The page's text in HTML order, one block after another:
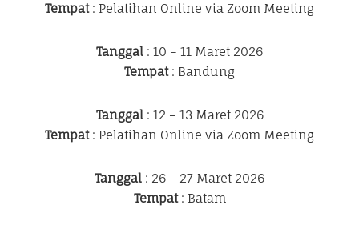
Tempat: Pelatihan Online via Zoom Meeting
Tanggal : 10 – 11 Maret 2026
Tempat: Bandung
Tanggal: 12 – 13 Maret 2026
Tempat: Pelatihan Online via Zoom Meeting
Tanggal : 26 – 27 Maret 2026
Tempat: Batam